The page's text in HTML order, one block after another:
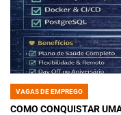
POSTED
IN
VAGAS DE EMPREGO
COMO CONQUISTAR